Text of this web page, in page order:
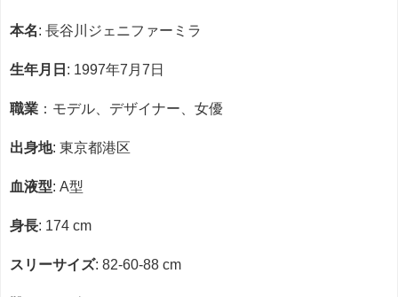
本名: 長谷川ジェニファーミラ
生年月日 : 1997年7月7日
職業 ：モデル、デザイナー、女優
出身地: 東京都港区
血液型: A型
身長: 174 cm
スリーサイズ: 82-60-88 cm